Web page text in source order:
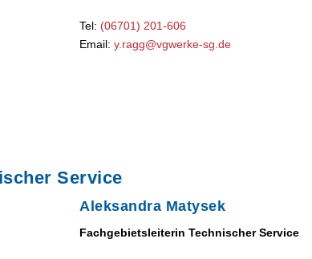
Tel: (06701) 201-606
Email:y.ragg@vgwerke-sg.de
Service
Aleksandra Matysek
Fachgebietsleiterin Technischer Service